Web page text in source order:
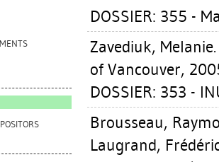
DOSSIER: 355 -
Zavediuk, Melanie
of Vancouver,
DOSSIER: 353 -
Brousseau,
Laugrand,